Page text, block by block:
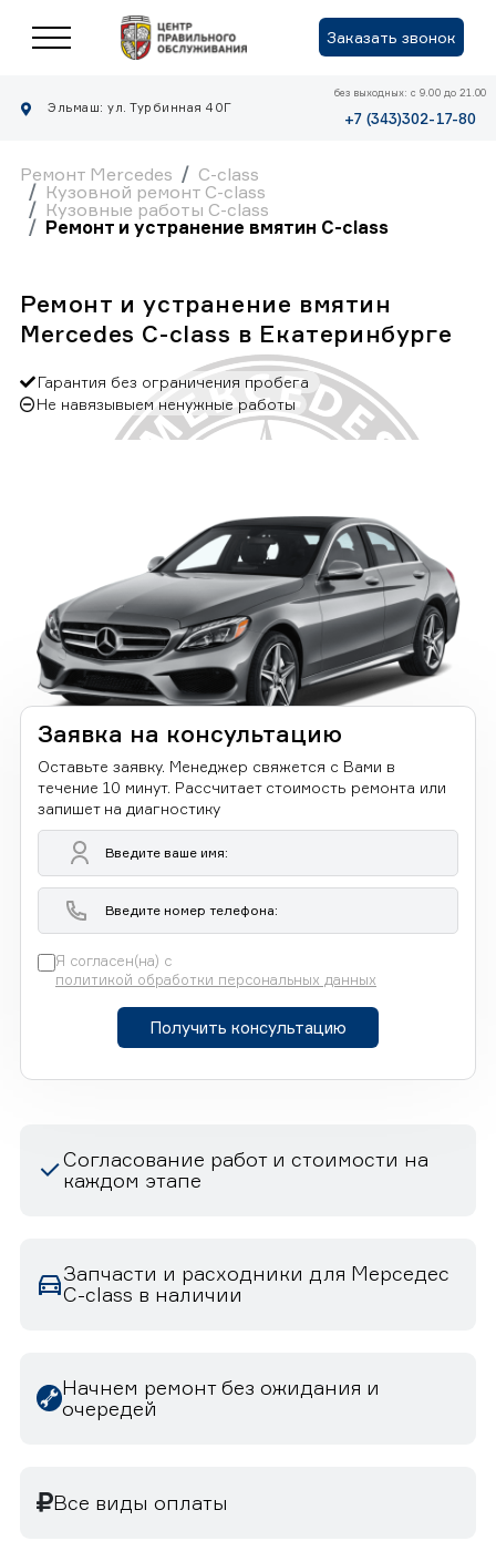
Заказать звонок
Эльмаш: ул. Турбинная 40Г
без выходных: с 9.00 до 21.00
+7 (343)302-17-80
Ремонт Mercedes
C-class
Кузовной ремонт C-class
Кузовные работы C-class
Ремонт и устранение вмятин C-class
Ремонт и устранение вмятин
Mercedes C-class в Екатеринбурге
Гарантия без ограничения пробега
Не навязывыем ненужные работы
Заявка на консультацию
Оставьте заявку. Менеджер свяжется с Вами в
течение 10 минут. Рассчитает стоимость ремонта или
запишет на диагностику
Я согласен(на) с
политикой обработки персональных данных
Получить консультацию
Согласование работ и стоимости на
каждом этапе
Запчасти и расходники для Мерседес
C-class в наличии
Начнем ремонт без ожидания и
очередей
Все виды оплаты